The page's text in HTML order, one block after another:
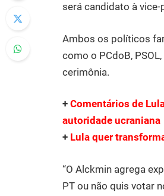
será candidato à vice-
Ambos os políticos
como o PCdoB,
cerimônia.
+Comentários de
autoridade ucraniana
+ Lula quer
“O Alckmin agrega
PT ou não quis votar